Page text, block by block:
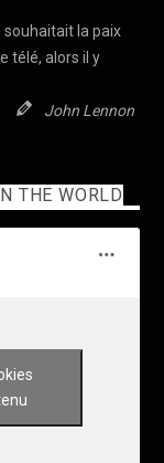
souhaitait la paix
télé, alors il y
John Lennon
THE WORLD